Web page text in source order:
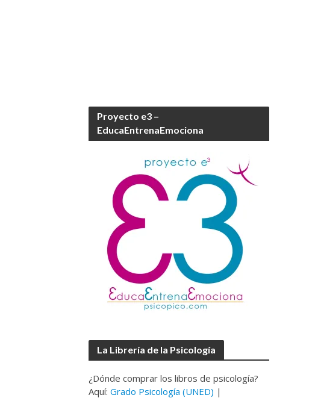
Proyecto e3 –
EducaEntrenaEmociona
La Librería de la Psicología
¿Dónde comprar los libros de psicología?
Aquí:Grado Psicología (UNED) |